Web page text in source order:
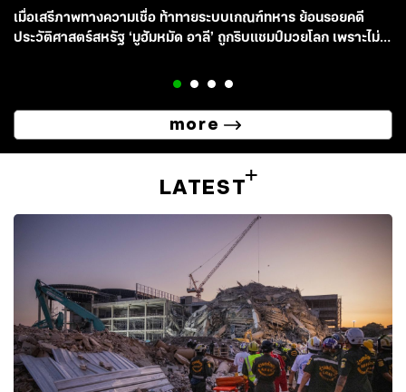
เมื่อเสรีภาพทางความเชื่อ ท้าทายระบบเกณฑ์ทหาร ย้อนรอยคดี
ประวัติศาสตร์สหรัฐ ‘มูฮัมหมัด อาลี’ ถูกริบแชมป์มวยโลก เพราะไม่
more
LATEST